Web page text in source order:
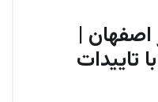
اصفهان |
تاییدات